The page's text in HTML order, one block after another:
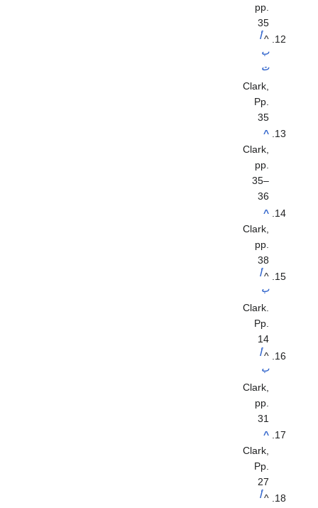
pp.
35
^أ
ب
ت
Clark,
Pp.
35
^
Clark,
pp.
35–
36
^
Clark,
pp.
38
^أ
ب
Clark.
Pp.
14
^أ
ب
Clark,
pp.
31
^
Clark,
Pp.
27
^أ